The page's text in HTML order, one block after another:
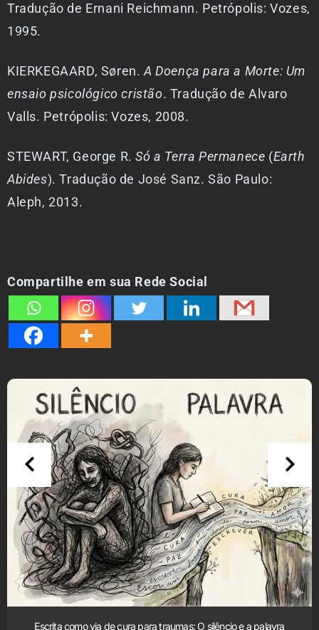
Tradução de Ernani Reichmann. Petrópolis: Vozes,
1995.
KIERKEGAARD, Søren.A Doença para a Morte: Um
ensaio psicológico cristão. Tradução de Alvaro
Valls. Petrópolis: Vozes, 2008.
STEWART, George R.Só a Terra Permanece (Earth
Abides). Tradução de José Sanz. São Paulo:
Aleph, 2013.
Compartilhe em sua Rede Social
Escrita como via de cura para traumas: O silêncio e a palavra